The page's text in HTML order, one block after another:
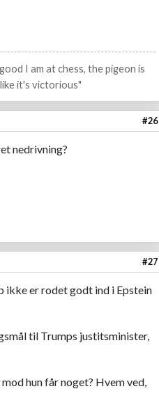
I am at chess, the pigeon is
it's victorious"
#26
nedrivning?
#27
ikke er rodet godt ind i Epstein
til Trumps justitsminister,
hun får noget? Hvem ved,